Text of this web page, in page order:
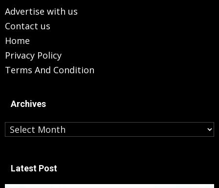
Advertise with us
Contact us
Home
Privacy Policy
Terms And Condition
Archives
Archives
Latest Post